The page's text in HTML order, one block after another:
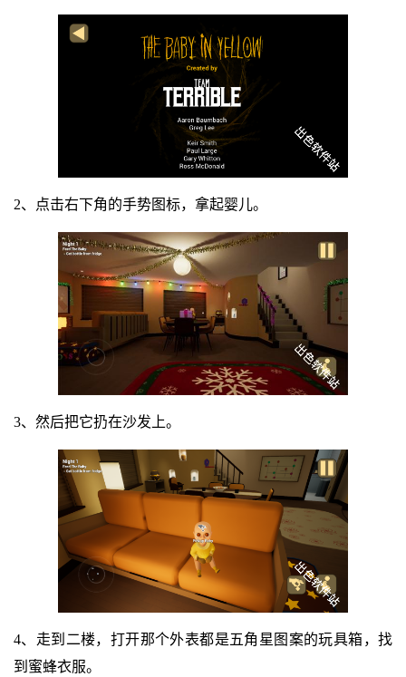
2、点击右下角的手势图标，拿起婴儿。
3、然后把它扔在沙发上。
4、走到二楼，打开那个外表都是五角星图案的玩具箱，找
到蜜蜂衣服。